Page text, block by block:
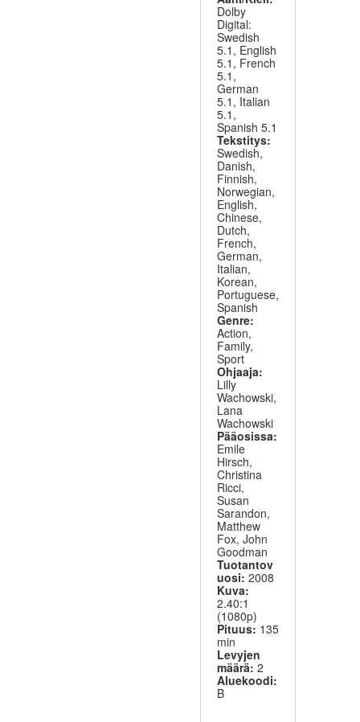
Dolby
Digital:
Swedish
5.1, English
5.1, French
5.1,
German
5.1, Italian
5.1,
Spanish 5.1
Tekstitys:
Swedish,
Danish,
Finnish,
Norwegian,
English,
Chinese,
Dutch,
French,
German,
Italian,
Korean,
Portuguese,
Spanish
Genre:
Action,
Family,
Sport
Ohjaaja:
Lilly
Wachowski,
Lana
Wachowski
Pääosissa:
Emile
Hirsch,
Christina
Ricci,
Susan
Sarandon,
Matthew
Fox, John
Goodman
Tuotantov
uosi: 2008
Kuva:
2.40:1
(1080p)
Pituus: 135
min
Levyjen
määrä: 2
Aluekoodi:
B